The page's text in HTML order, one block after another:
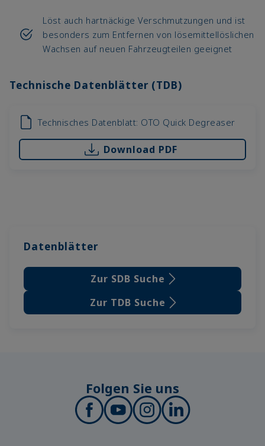
Löst auch hartnäckige Verschmutzungen und ist
besonders zum Entfernen von lösemittellöslichen
Wachsen auf neuen Fahrzeugteilen geeignet
Technische Datenblätter (TDB)
Technisches Datenblatt: OTO Quick Degreaser
Download PDF
Datenblätter
Zur SDB Suche
Zur TDB Suche
Folgen Sie uns